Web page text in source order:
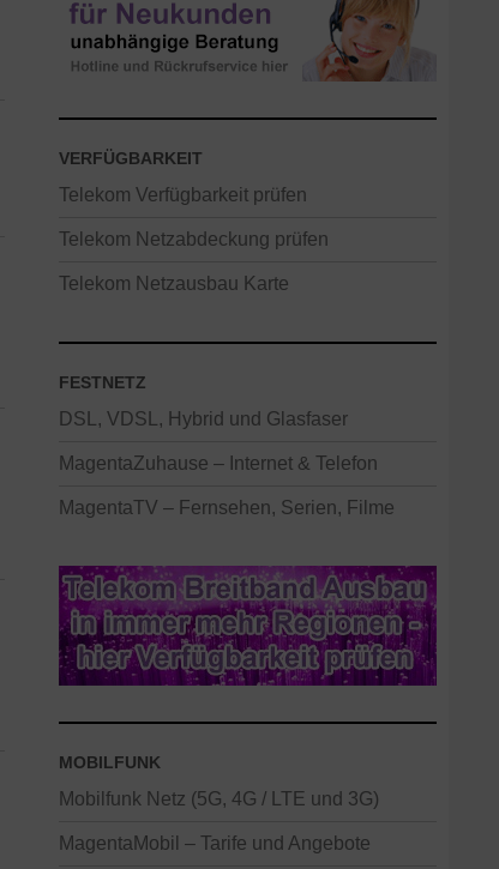
VERFÜGBARKEIT
Telekom Verfügbarkeit prüfen
Telekom Netzabdeckung prüfen
Telekom Netzausbau Karte
FESTNETZ
DSL, VDSL, Hybrid und Glasfaser
MagentaZuhause – Internet & Telefon
MagentaTV – Fernsehen, Serien, Filme
MOBILFUNK
Mobilfunk Netz (5G, 4G / LTE und 3G)
MagentaMobil – Tarife und Angebote